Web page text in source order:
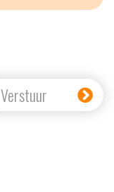
Verstuur